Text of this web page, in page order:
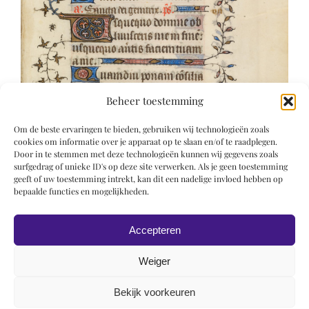
Beheer toestemming
Om de beste ervaringen te bieden, gebruiken wij technologieën zoals
cookies om informatie over je apparaat op te slaan en/of te raadplegen.
Door in te stemmen met deze technologieën kunnen wij gegevens zoals
surfgedrag of unieke ID's op deze site verwerken. Als je geen toestemming
geeft of uw toestemming intrekt, kan dit een nadelige invloed hebben op
bepaalde functies en mogelijkheden.
Accepteren
Weiger
Bekijk voorkeuren